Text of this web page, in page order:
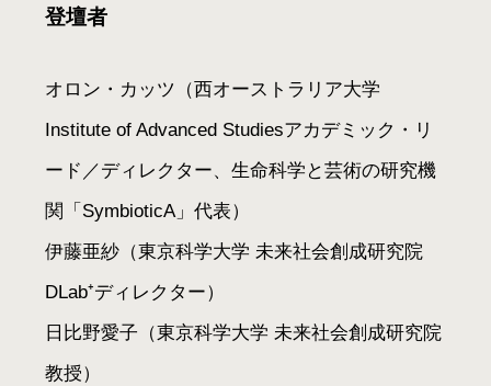
登壇者
オロン・カッツ（西オーストラリア大学
Institute of Advanced Studiesアカデミック・リ
ード／ディレクター、生命科学と芸術の研究機
関「SymbioticA」代表）
伊藤亜紗（東京科学大学 未来社会創成研究院
DLab⁺ディレクター）
日比野愛子（東京科学大学 未来社会創成研究院
教授）